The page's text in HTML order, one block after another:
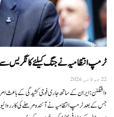
ٹرمپ انتظامیہ نے جنگ کیلئے کانگریس سے مزید 87 ارب
22 جولائی 2026
واشنگٹن: ایران کے ساتھ جاری فوجی کشیدگی کے باعث